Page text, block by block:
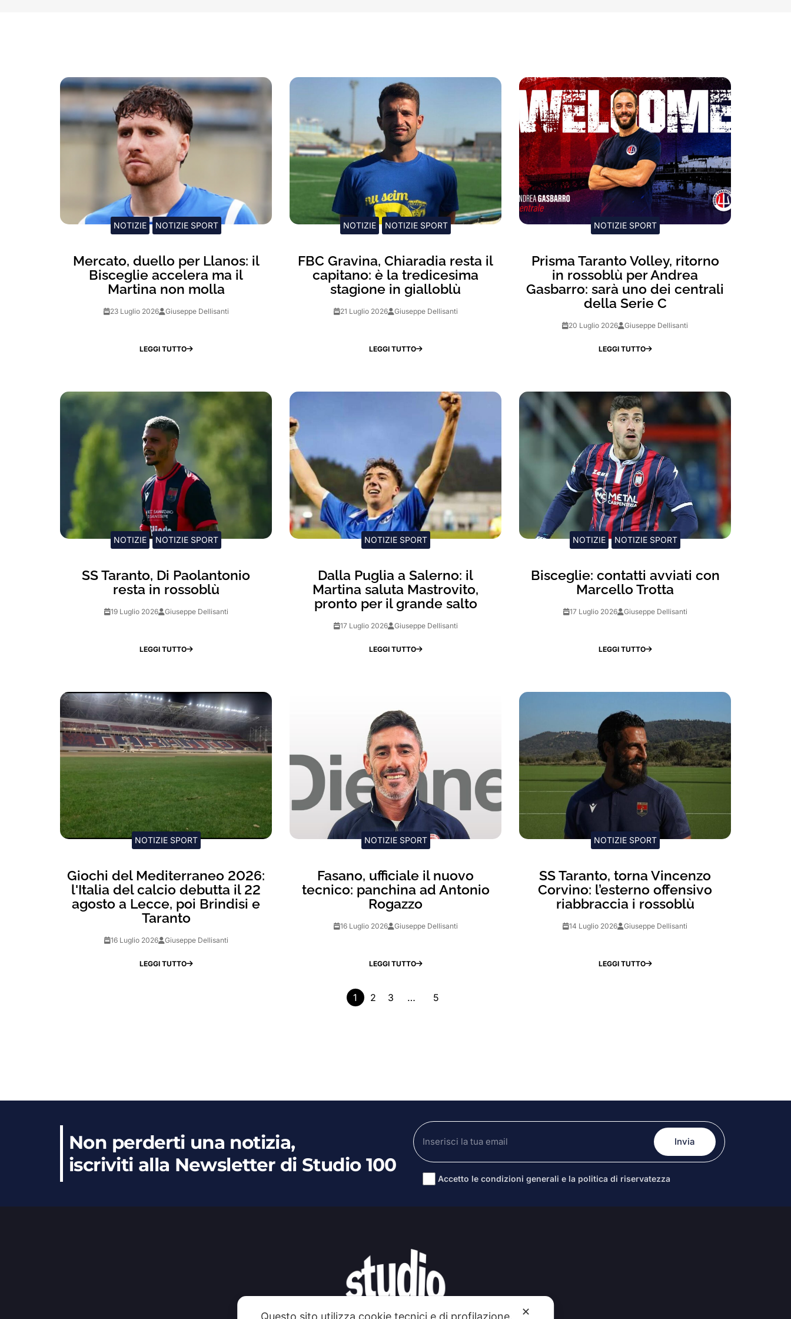
NOTIZIE NOTIZIE SPORT
Mercato, duello per Llanos: il
Bisceglie accelera ma il
Martina non molla
23 Luglio 2026 Giuseppe Dellisanti
LEGGI TUTTO
NOTIZIE NOTIZIE SPORT
FBC Gravina, Chiaradia resta il
capitano: è la tredicesima
stagione in gialloblù
21 Luglio 2026 Giuseppe Dellisanti
LEGGI TUTTO
NOTIZIE SPORT
Prisma Taranto Volley, ritorno
in rossoblù per Andrea
Gasbarro: sarà uno dei centrali
della Serie C
20 Luglio 2026 Giuseppe Dellisanti
LEGGI TUTTO
NOTIZIE NOTIZIE SPORT
SS Taranto, Di Paolantonio
resta in rossoblù
19 Luglio 2026 Giuseppe Dellisanti
LEGGI TUTTO
NOTIZIE SPORT
Dalla Puglia a Salerno: il
Martina saluta Mastrovito,
pronto per il grande salto
17 Luglio 2026 Giuseppe Dellisanti
LEGGI TUTTO
NOTIZIE NOTIZIE SPORT
Bisceglie: contatti avviati con
Marcello Trotta
17 Luglio 2026 Giuseppe Dellisanti
LEGGI TUTTO
NOTIZIE SPORT
Giochi del Mediterraneo 2026:
l'Italia del calcio debutta il 22
agosto a Lecce, poi Brindisi e
Taranto
16 Luglio 2026 Giuseppe Dellisanti
LEGGI TUTTO
NOTIZIE SPORT
Fasano, ufficiale il nuovo
tecnico: panchina ad Antonio
Rogazzo
16 Luglio 2026 Giuseppe Dellisanti
LEGGI TUTTO
NOTIZIE SPORT
SS Taranto, torna Vincenzo
Corvino: l’esterno offensivo
riabbraccia i rossoblù
14 Luglio 2026 Giuseppe Dellisanti
LEGGI TUTTO
1 2 3 … 5
Non perderti una notizia,
iscriviti alla Newsletter di Studio 100
Accetto le condizioni generali e la politica di riservatezza
✕
Questo sito utilizza cookie tecnici e di profilazione.